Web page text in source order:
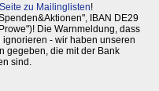
zu Mailinglisten!
IBAN DE29
Die Warnmeldung, dass
- wir haben unseren
gegeben, die mit der Bank
sind.